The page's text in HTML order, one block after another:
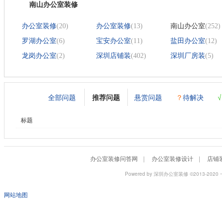
南山办公室装修
办公室装修(20) 办公室装修(13) 南山办公室(252)
罗湖办公室(6) 宝安办公室(11) 盐田办公室(12)
龙岗办公室(2) 深圳店铺装(402) 深圳厂房装(5)
全部问题 推荐问题 悬赏问题 ？待解决
标题
办公室装修问答网 | 办公室装修设计 | 店铺
Powered by 深圳办公室装修©2013-2020
网站地图